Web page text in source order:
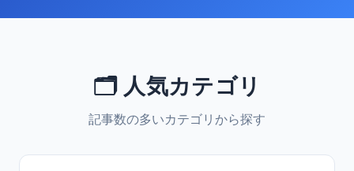
🗂️ 人気カテゴリ
記事数の多いカテゴリから探す